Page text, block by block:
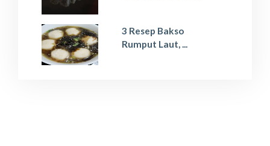
3 Resep Bakso
Rumput Laut, ...